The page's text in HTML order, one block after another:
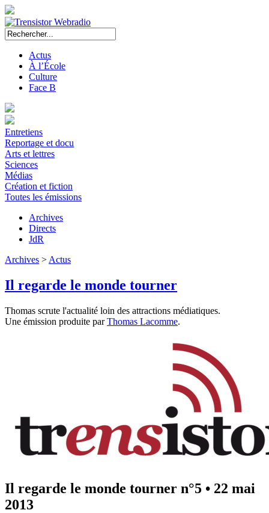
Actus
À l’École
Culture
Face B
Entretiens
Reportage et docu
Arts et lettres
Sciences
Médias
Création et fiction
Toutes les émissions
Archives
Directs
JdR
Archives > Actus
Il regarde le monde tourner
Thomas scrute l'actualité loin des attractions médiatiques.
Une émission produite parThomas Lacomme.
Il regarde le monde tourner n°5 • 22 mai
2013